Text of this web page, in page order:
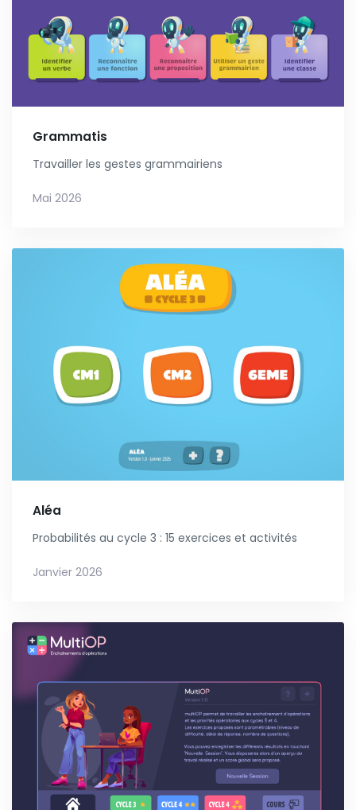
Grammatis
Travailler les gestes grammairiens
Mai 2026
Aléa
Probabilités au cycle 3 : 15 exercices et activités
Janvier 2026